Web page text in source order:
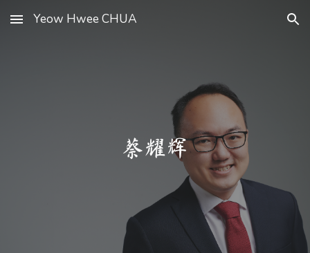
Skip to main content Skip to navigation
Yeow Hwee CHUA
蔡耀辉